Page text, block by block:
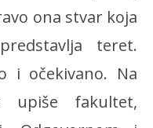
ona stvar koja
teret.
i očekivano. Na
upiše fakultet,